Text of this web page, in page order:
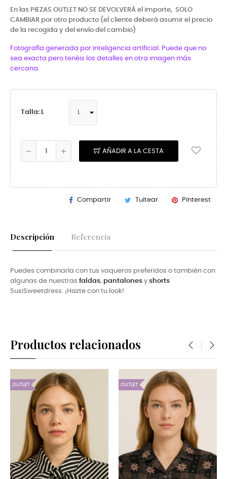
En las PIEZAS OUTLET NO SE DEVOLVERÁ el importe, SOLO
CAMBIAR por otro producto (el cliente deberá asumir el precio
de la recogida y del envío del cambio)
Fotografía generada por inteligencia artificial. Puede que no
sea exacta pero tenéis los detalles en otra imagen más
cercana.
Talla: L
AÑADIR A LA CESTA
Compartir Tuitear Pinterest
Descripción Referencia
Puedes combinarla con tus vaqueros preferidos o también con
algunas de nuestras faldas, pantalones y shorts
SusiSweetdress. ¡Hazte con tu look!
Productos relacionados
OUTLET OUTLET